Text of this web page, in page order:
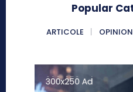
Popular
ARTICOLE OPINION